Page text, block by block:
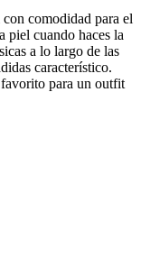
comodidad para el
piel cuando haces la
a lo largo de las
característico.
para un outfit